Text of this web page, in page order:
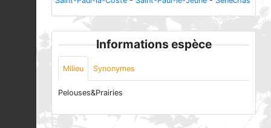
Informations espèce
Milieu Synonymes
Pelouses&Prairies